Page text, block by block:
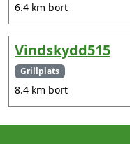
6.4 km bort
Vindskydd515
Grillplats
8.4 km bort